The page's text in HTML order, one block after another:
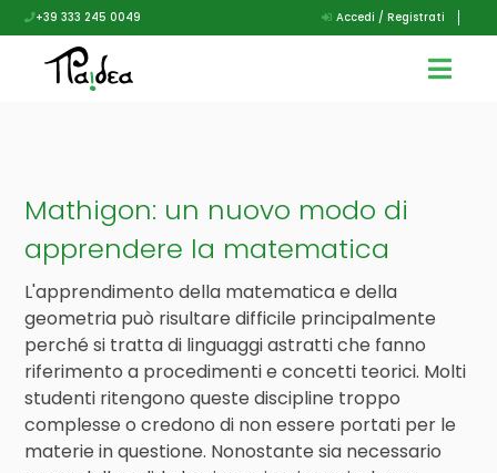
+39 333 245 0049 Accedi / Registrati
Mathigon: un nuovo modo di
apprendere la matematica
L'apprendimento della matematica e della
geometria può risultare difficile principalmente
perché si tratta di linguaggi astratti che fanno
riferimento a procedimenti e concetti teorici. Molti
studenti ritengono queste discipline troppo
complesse o credono di non essere portati per le
materie in questione. Nonostante sia necessario